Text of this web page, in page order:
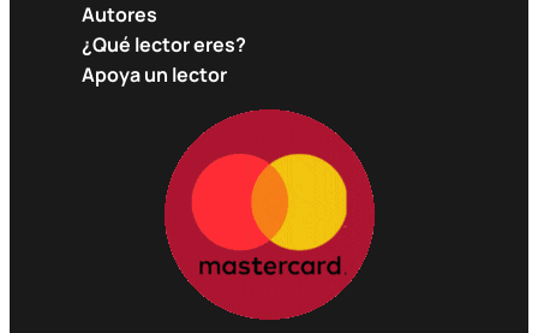
Autores
¿Qué lector eres?
Apoya un lector